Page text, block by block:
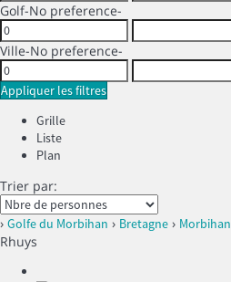
Golf-No preference-
Ville-No preference-
Appliquer les filtres
Grille
Liste
Plan
Trier par:
› Golfe du Morbihan › Bretagne › Morbihan
Rhuys